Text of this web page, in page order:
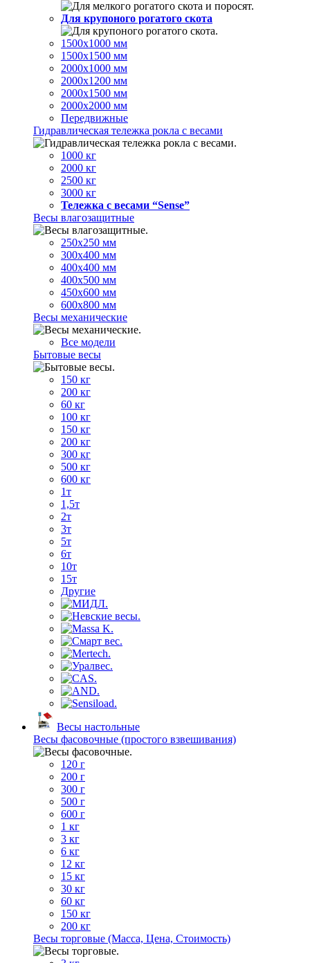
Для крупоного рогатого скота
1500х1000 мм
1500х1500 мм
2000х1000 мм
2000х1200 мм
2000х1500 мм
2000х2000 мм
Передвижные
Гидравлическая тележка рокла с весами
1000 кг
2000 кг
2500 кг
3000 кг
Тележка с весами “Sense”
Весы влагозащитные
250х250 мм
300х400 мм
400х400 мм
400х500 мм
450х600 мм
600х800 мм
Весы механические
Все модели
Бытовые весы
150 кг
200 кг
60 кг
100 кг
150 кг
200 кг
300 кг
500 кг
600 кг
1т
1,5т
2т
3т
5т
6т
10т
15т
Другие
Весы настольные
Весы фасовочные (простого взвешивания)
120 г
200 г
300 г
500 г
600 г
1 кг
3 кг
6 кг
12 кг
15 кг
30 кг
60 кг
150 кг
200 кг
Весы торговые (Масса, Цена, Стоимость)